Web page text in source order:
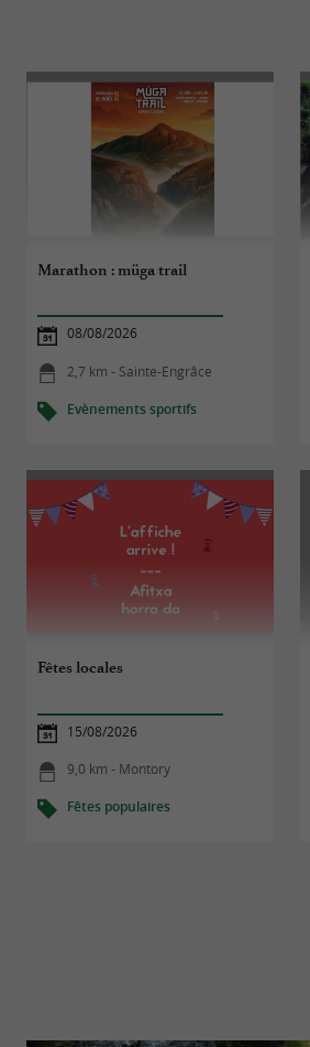
Marathon : müga trail
08/08/2026
2,7 km - Sainte-Engrâce
Evènements sportifs
Fêtes locales
15/08/2026
9,0 km - Montory
Fêtes populaires